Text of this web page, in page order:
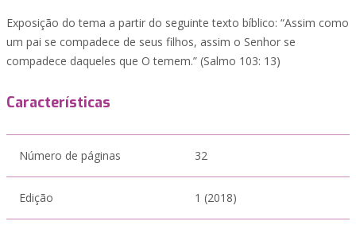
Exposição do tema a partir do seguinte texto bíblico: “Assim como
um pai se compadece de seus filhos, assim o Senhor se
compadece daqueles que O temem.” (Salmo 103: 13)
Características
Número de páginas 32
Edição 1 (2018)